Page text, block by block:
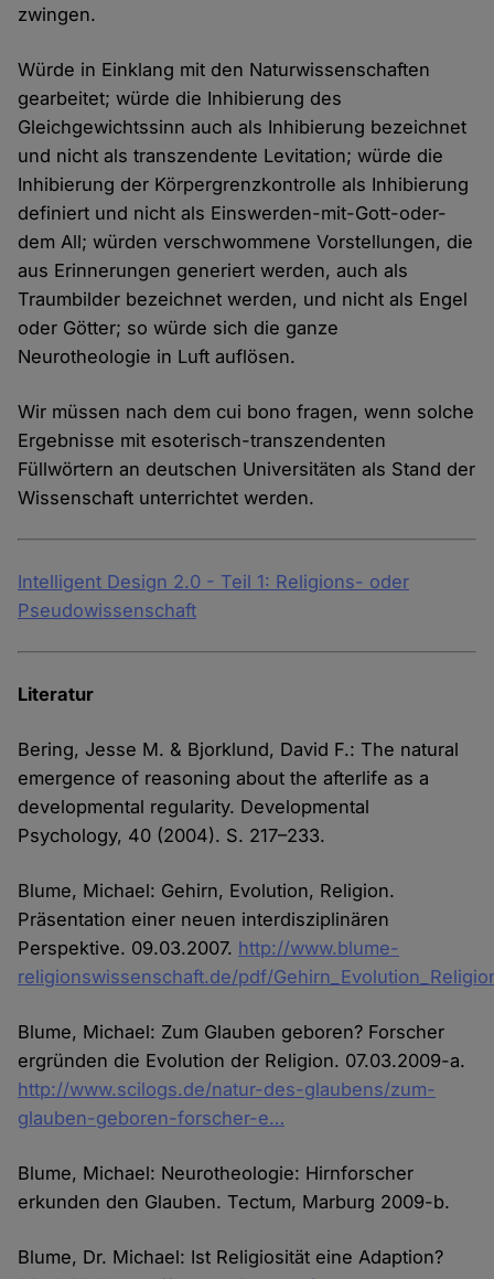
zwingen.
Würde in Einklang mit den Naturwissenschaften
gearbeitet; würde die Inhibierung des
Gleichgewichtssinn auch als Inhibierung bezeichnet
und nicht als transzendente Levitation; würde die
Inhibierung der Körpergrenzkontrolle als Inhibierung
definiert und nicht als Einswerden-mit-Gott-oder-
dem All; würden verschwommene Vorstellungen, die
aus Erinnerungen generiert werden, auch als
Traumbilder bezeichnet werden, und nicht als Engel
oder Götter; so würde sich die ganze
Neurotheologie in Luft auflösen.
Wir müssen nach dem cui bono fragen, wenn solche
Ergebnisse mit esoterisch-transzendenten
Füllwörtern an deutschen Universitäten als Stand der
Wissenschaft unterrichtet werden.
Intelligent Design 2.0 - Teil 1: Religions- oder
Pseudowissenschaft
Literatur
Bering, Jesse M. & Bjorklund, David F.: The natural
emergence of reasoning about the afterlife as a
developmental regularity. Developmental
Psychology, 40 (2004). S. 217–233.
Blume, Michael: Gehirn, Evolution, Religion.
Präsentation einer neuen interdisziplinären
Perspektive. 09.03.2007. http://www.blume-
religionswissenschaft.de/pdf/
Blume, Michael: Zum Glauben geboren? Forscher
ergründen die Evolution der Religion. 07.03.2009-a.
http://www.scilogs.de/natur-des-glaubens/zum-
glauben-geboren-forscher-e…
Blume, Michael: Neurotheologie: Hirnforscher
erkunden den Glauben. Tectum, Marburg 2009-b.
Blume, Dr. Michael: Ist Religiosität eine Adaption?